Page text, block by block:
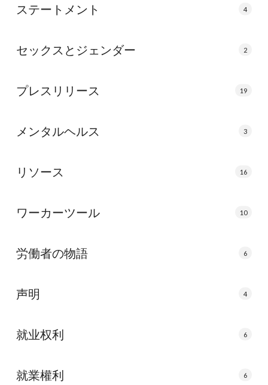
ステートメント 4
セックスとジェンダー 2
プレスリリース 19
メンタルヘルス 3
リソース 16
ワーカーツール 10
労働者の物語 6
声明 4
就业权利 6
就業權利 6